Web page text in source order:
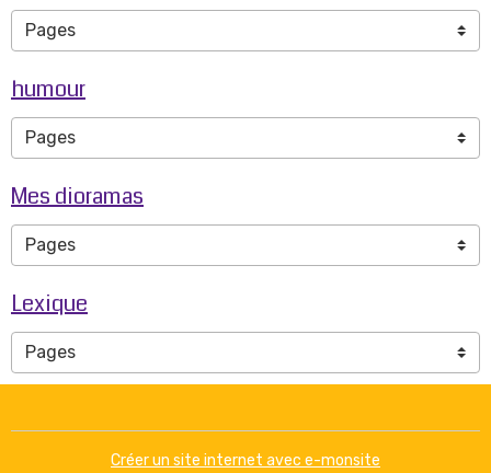
humour
Mes dioramas
Lexique
Créer un site internet avec e-monsite